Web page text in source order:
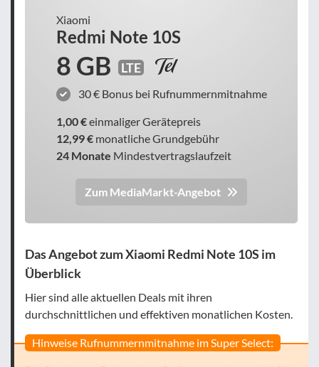
Xiaomi
Redmi Note 10S
8 GB LTE
30 € Bonus bei Rufnummernmitnahme
1,00 €einmaliger Gerätepreis
12,99 € monatliche Grundgebühr
24 Monate Mindestvertragslaufzeit
Zum MediaMarkt-Angebot
Das Angebot zum Xiaomi Redmi Note 10S im
Überblick
Hier sind alle aktuellen Deals mit ihren
durchschnittlichen und effektiven monatlichen Kosten.
Hinweise Rufnummernmitnahme im Super Select: